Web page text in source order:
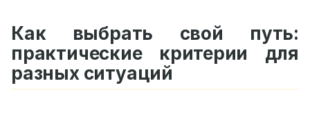
Как выбрать свой путь:
практические критерии для
разных ситуаций